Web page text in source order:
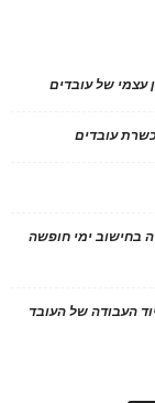
עובדים
בחישוב ימי חופשה
העבודה של העובד